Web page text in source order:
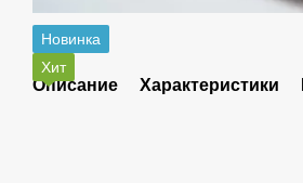
Новинка
Хит
Описание Характеристики